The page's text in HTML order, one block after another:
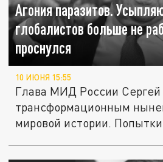
Агония паразитов.
глобалистов больше не
проснулся
10 ИЮНЯ 15:55
Глава МИД России Сергей
трансформационным
мировой истории.